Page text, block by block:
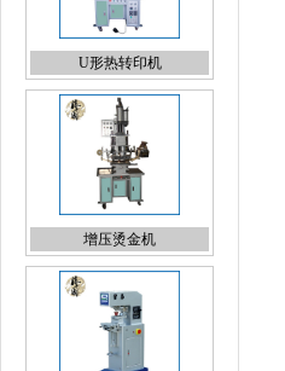
增压烫金机
单色移印机